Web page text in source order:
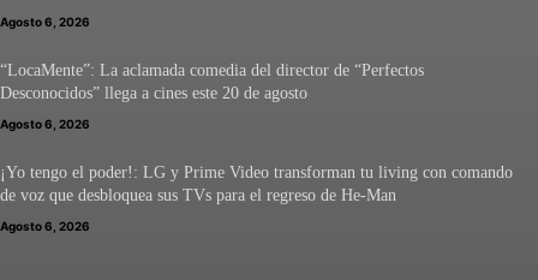
Agosto 6, 2026
“LocaMente”: La aclamada comedia del director de “Perfectos
Desconocidos” llega a cines este 20 de agosto
Agosto 6, 2026
¡Yo tengo el poder!: LG y Prime Video transforman tu living con comando
de voz que desbloquea sus TVs para el regreso de He-Man
Agosto 6, 2026